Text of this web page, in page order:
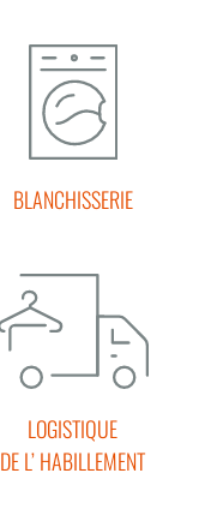
BLANCHISSERIE
LOGISTIQUE
DE L’ HABILLEMENT